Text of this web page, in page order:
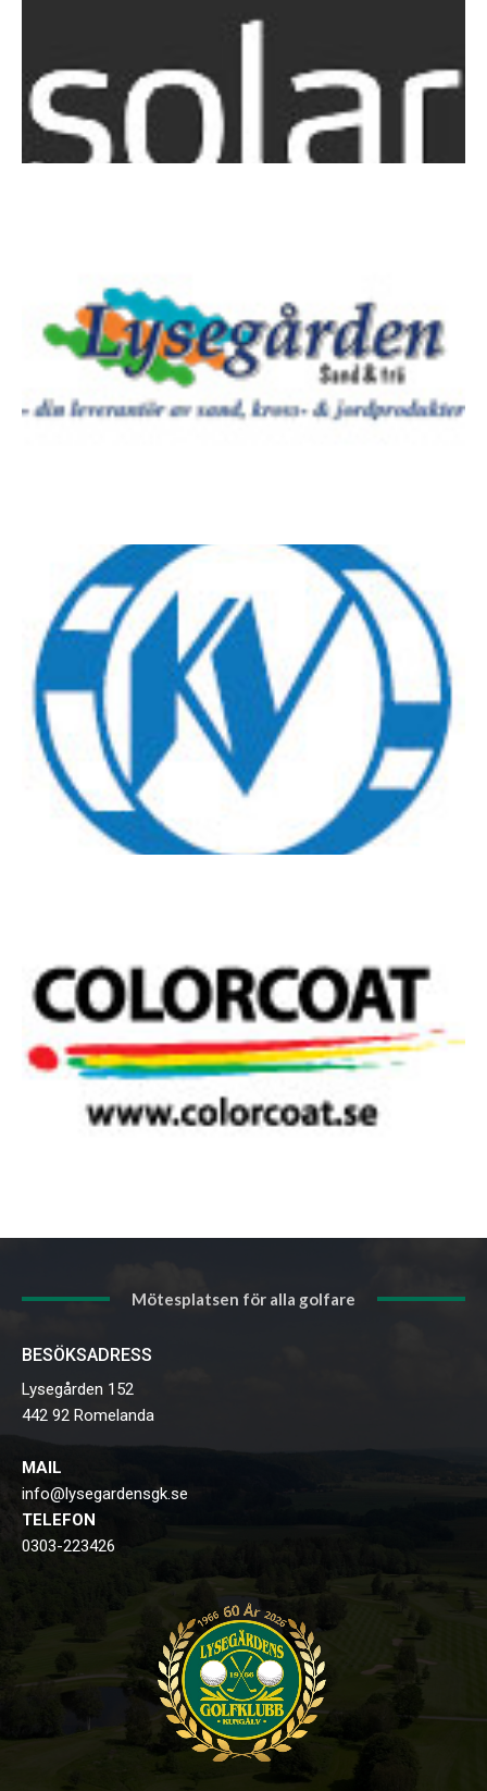
Mötesplatsen för alla golfare
BESÖKSADRESS
Lysegården 152
442 92 Romelanda
MAIL
info@lysegardensgk.se
TELEFON
0303-223426